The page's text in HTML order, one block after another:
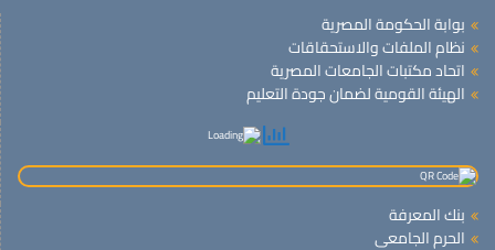
بوابة الحكومة المصرية
نظام الملفات والاستحقاقات
اتحاد مكتبات الجامعات المصرية
الهيئة القومية لضمان جودة التعليم
بنك المعرفة
الحرم الجامعى